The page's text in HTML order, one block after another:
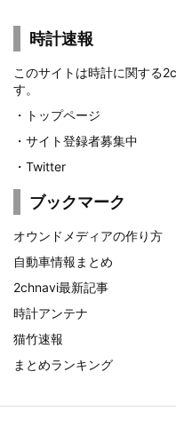
時計速報
このサイトは時計に関する
す。
・ トップページ
・ サイト登録者募集中
・ Twitter
ブックマーク
オウンドメディアの作り方
自動車情報まとめ
2chnavi最新記事
時計アンテナ
猫竹速報
まとめランキング